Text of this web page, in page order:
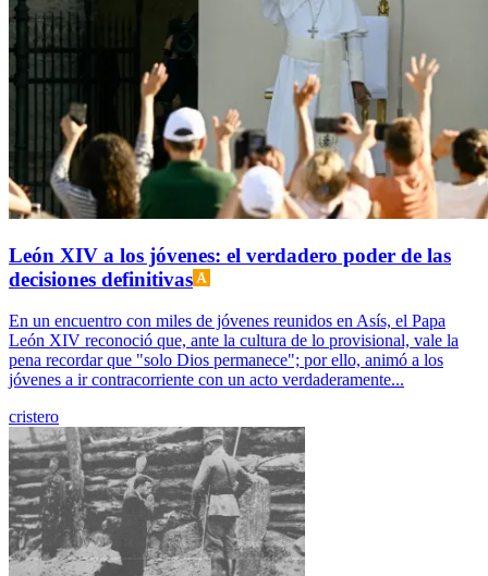
León XIV a los jóvenes: el verdadero poder de las
decisiones definitivas
En un encuentro con miles de jóvenes reunidos en Asís, el Papa
León XIV reconoció que, ante la cultura de lo provisional, vale la
pena recordar que "solo Dios permanece"; por ello, animó a los
jóvenes a ir contracorriente con un acto verdaderamente...
cristero